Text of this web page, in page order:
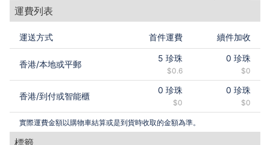
運費列表
運送方式 首件運費 續件加收
香港/本地或平郵
5 珍珠
$0.6
0 珍珠
$0
香港/到付或智能櫃
0 珍珠
$0
0 珍珠
$0
實際運費金額以購物車結算或是到貨時收取的金額為準。
標籤